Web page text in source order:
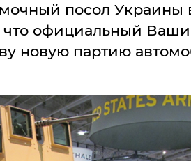
посол Украины
официальный
новую партию